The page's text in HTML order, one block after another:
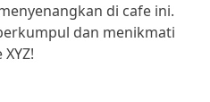
di cafe ini.
dan menikmati